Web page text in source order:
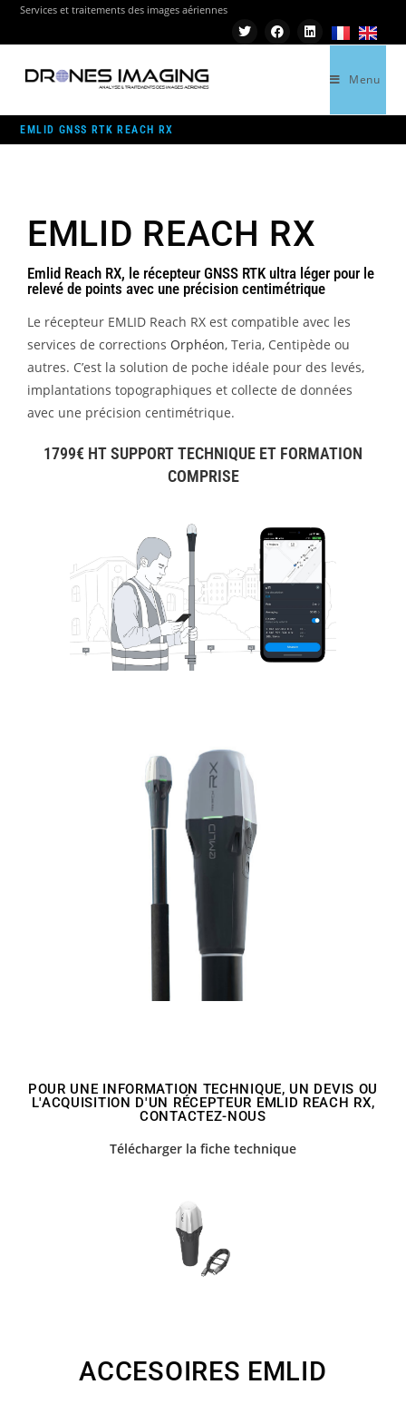
Services et traitements des images aériennes
Menu
EMLID GNSS RTK REACH RX
EMLID REACH RX
Emlid Reach RX, le récepteur GNSS RTK ultra léger pour le
relevé de points avec une précision centimétrique
Le récepteur EMLID Reach RX est compatible avec les
services de corrections Orphéon, Teria, Centipède ou
autres. C’est la solution de poche idéale pour des levés,
implantations topographiques et collecte de données
avec une précision centimétrique.
1799€ HT SUPPORT TECHNIQUE ET FORMATION
COMPRISE
POUR UNE INFORMATION TECHNIQUE, UN DEVIS OU
L'ACQUISITION D'UN RÉCEPTEUR EMLID REACH RX,
CONTACTEZ-NOUS
Télécharger la fiche technique
ACCESOIRES EMLID